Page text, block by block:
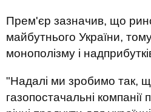
Прем'єр зазначив, що
майбутнього України,
монополізму і
"Надалі ми зробимо так,
газопостачальні компанії